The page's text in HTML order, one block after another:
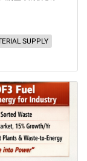
SUPPLY